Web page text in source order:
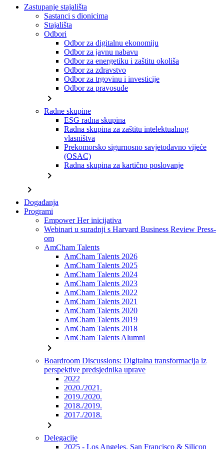
Zastupanje stajališta
Sastanci s dionicima
Stajališta
Odbori
Odbor za digitalnu ekonomiju
Odbor za javnu nabavu
Odbor za energetiku i zaštitu okoliša
Odbor za zdravstvo
Odbor za trgovinu i investicije
Odbor za pravosuđe
chevron_right
Radne skupine
ESG radna skupina
Radna skupina za zaštitu intelektualnog
vlasništva
Prekomorsko sigurnosno savjetodavno vijeće
(OSAC)
Radna skupina za kartično poslovanje
chevron_right
chevron_right
Događanja
Programi
Empower Her inicijativa
Webinari u suradnji s Harvard Business Review Press-
om
AmCham Talents
AmCham Talents 2026
AmCham Talents 2025
AmCham Talents 2024
AmCham Talents 2023
AmCham Talents 2022
AmCham Talents 2021
AmCham Talents 2020
AmCham Talents 2019
AmCham Talents 2018
AmCham Talents Alumni
chevron_right
Boardroom Discussions: Digitalna transformacija iz
perspektive predsjednika uprave
2022
2020./2021.
2019./2020.
2018./2019.
2017./2018.
chevron_right
Delegacije
2025 - Los Angeles, San Francisco & Silicon